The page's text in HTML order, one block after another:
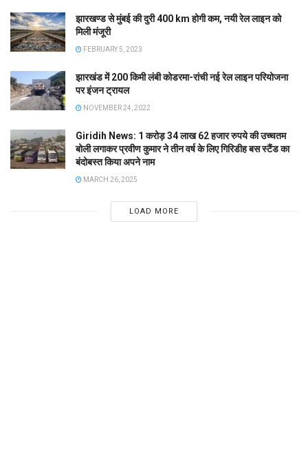
झारखण्ड से मुंबई की दुरी 400 km होगी कम, नयी रेल लाइन को
मिली मंजूरी
FEBRUARY 5, 2023
झारखंड में 200 किमी लंबी कोडरमा-रांची नई रेल लाइन परियोजना
पर इंजन ट्रायल
NOVEMBER 24, 2022
Giridih News: 1 करोड़ 34 लाख 62 हजार रुपये की उच्चतम
बोली लगाकर प्रवीण कुमार ने तीन वर्ष के लिए गिरिडीह बस स्टैंड का
बंदोबस्त किया अपने नाम
MARCH 26, 2025
LOAD MORE